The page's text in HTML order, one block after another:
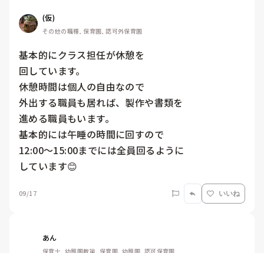
(仮)
その他の職種, 保育園, 認可外保育園
基本的にクラス担任が休憩を
回しています。
休憩時間は個人の自由なので
外出する職員も居れば、製作や書類を
進める職員もいます。
基本的には午睡の時間に回すので
12:00～15:00までには全員回るように
09/17 いいね
あん
保育士, 幼稚園教諭, 保育園, 幼稚園, 認可保育園